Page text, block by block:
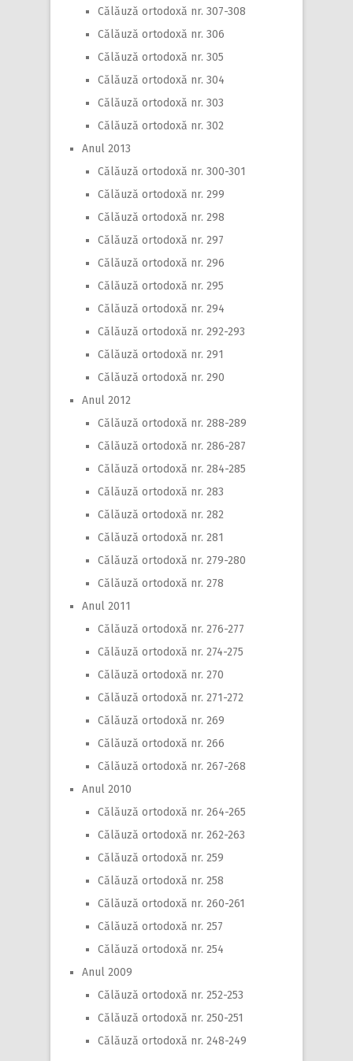
Călăuză ortodoxă nr. 307-308
Călăuză ortodoxă nr. 306
Călăuză ortodoxă nr. 305
Călăuză ortodoxă nr. 304
Călăuză ortodoxă nr. 303
Călăuză ortodoxă nr. 302
Anul 2013
Călăuză ortodoxă nr. 300-301
Călăuză ortodoxă nr. 299
Călăuză ortodoxă nr. 298
Călăuză ortodoxă nr. 297
Călăuză ortodoxă nr. 296
Călăuză ortodoxă nr. 295
Călăuză ortodoxă nr. 294
Călăuză ortodoxă nr. 292-293
Călăuză ortodoxă nr. 291
Călăuză ortodoxă nr. 290
Anul 2012
Călăuză ortodoxă nr. 288-289
Călăuză ortodoxă nr. 286-287
Călăuză ortodoxă nr. 284-285
Călăuză ortodoxă nr. 283
Călăuză ortodoxă nr. 282
Călăuză ortodoxă nr. 281
Călăuză ortodoxă nr. 279-280
Călăuză ortodoxă nr. 278
Anul 2011
Călăuză ortodoxă nr. 276-277
Călăuză ortodoxă nr. 274-275
Călăuză ortodoxă nr. 270
Călăuză ortodoxă nr. 271-272
Călăuză ortodoxă nr. 269
Călăuză ortodoxă nr. 266
Călăuză ortodoxă nr. 267-268
Anul 2010
Călăuză ortodoxă nr. 264-265
Călăuză ortodoxă nr. 262-263
Călăuză ortodoxă nr. 259
Călăuză ortodoxă nr. 258
Călăuză ortodoxă nr. 260-261
Călăuză ortodoxă nr. 257
Călăuză ortodoxă nr. 254
Anul 2009
Călăuză ortodoxă nr. 252-253
Călăuză ortodoxă nr. 250-251
Călăuză ortodoxă nr. 248-249